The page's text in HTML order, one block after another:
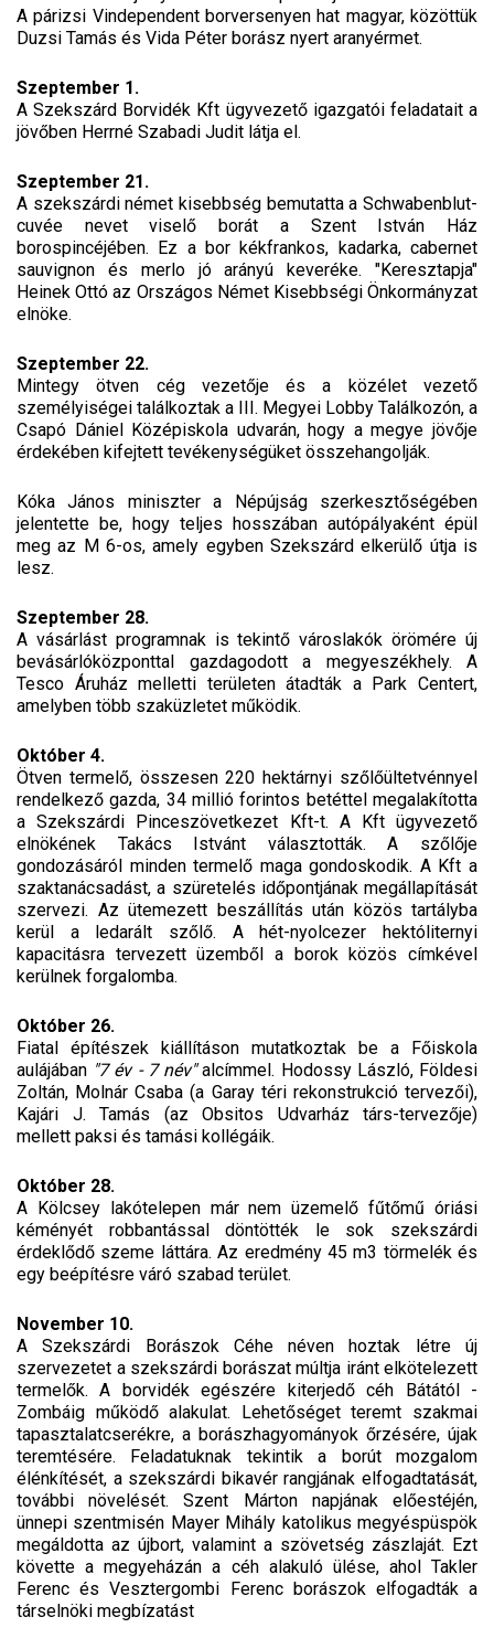
A párizsi Vindependent borversenyen hat magyar, közöttük
Duzsi Tamás és Vida Péter borász nyert aranyérmet.
Szeptember 1.
A Szekszárd Borvidék Kft ügyvezető igazgatói feladatait a
jövőben Herrné Szabadi Judit látja el.
Szeptember 21.
A szekszárdi német kisebbség bemutatta a Schwabenblut-
cuvée nevet viselő borát a Szent István Ház
borospincéjében. Ez a bor kékfrankos, kadarka, cabernet
sauvignon és merlo jó arányú keveréke. "Keresztapja"
Heinek Ottó az Országos Német Kisebbségi Önkormányzat
elnöke.
Szeptember 22.
Mintegy ötven cég vezetője és a közélet vezető
személyiségei találkoztak a III. Megyei Lobby Találkozón, a
Csapó Dániel Középiskola udvarán, hogy a megye jövője
érdekében kifejtett tevékenységüket összehangolják.
Kóka János miniszter a Népújság szerkesztőségében
jelentette be, hogy teljes hosszában autópályaként épül
meg az M 6-os, amely egyben Szekszárd elkerülő útja is
lesz.
Szeptember 28.
A vásárlást programnak is tekintő városlakók örömére új
bevásárlóközponttal gazdagodott a megyeszékhely. A
Tesco Áruház melletti területen átadták a Park Centert,
amelyben több szaküzletet működik.
Október 4.
Ötven termelő, összesen 220 hektárnyi szőlőültetvénnyel
rendelkező gazda, 34 millió forintos betéttel megalakította
a Szekszárdi Pinceszövetkezet Kft-t. A Kft ügyvezető
elnökének Takács Istvánt választották. A szőlője
gondozásáról minden termelő maga gondoskodik. A Kft a
szaktanácsadást, a szüretelés időpontjának megállapítását
szervezi. Az ütemezett beszállítás után közös tartályba
kerül a ledarált szőlő. A hét-nyolcezer hektóliternyi
kapacitásra tervezett üzemből a borok közös címkével
kerülnek forgalomba.
Október 26.
Fiatal építészek kiállításon mutatkoztak be a Főiskola
aulájában "7 év - 7 név"alcímmel. Hodossy László, Földesi
Zoltán, Molnár Csaba (a Garay téri rekonstrukció tervezői),
Kajári J. Tamás (az Obsitos Udvarház társ-tervezője)
mellett paksi és tamási kollégáik.
Október 28.
A Kölcsey lakótelepen már nem üzemelő fűtőmű óriási
kéményét robbantással döntötték le sok szekszárdi
érdeklődő szeme láttára. Az eredmény 45 m3 törmelék és
egy beépítésre váró szabad terület.
November 10.
A Szekszárdi Borászok Céhe néven hoztak létre új
szervezetet a szekszárdi borászat múltja iránt elkötelezett
termelők. A borvidék egészére kiterjedő céh Bátától -
Zombáig működő alakulat. Lehetőséget teremt szakmai
tapasztalatcserékre, a borászhagyományok őrzésére, újak
teremtésére. Feladatuknak tekintik a borút mozgalom
élénkítését, a szekszárdi bikavér rangjának elfogadtatását,
további növelését. Szent Márton napjának előestéjén,
ünnepi szentmisén Mayer Mihály katolikus megyéspüspök
megáldotta az újbort, valamint a szövetség zászlaját. Ezt
követte a megyeházán a céh alakuló ülése, ahol Takler
Ferenc és Vesztergombi Ferenc borászok elfogadták a
társelnöki megbízatást